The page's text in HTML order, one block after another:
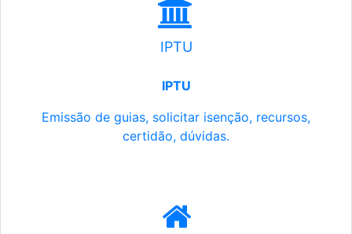
IPTU
IPTU
Emissão de guias, solicitar isenção, recursos,
certidão, dúvidas.